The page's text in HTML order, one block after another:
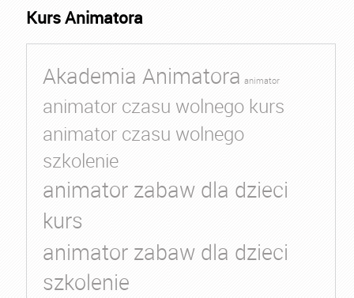
Kurs Animatora
Akademia Animatora animator
animator czasu wolnego kurs
animator czasu wolnego
szkolenie
animator zabaw dla dzieci
kurs
animator zabaw dla dzieci
szkolenie